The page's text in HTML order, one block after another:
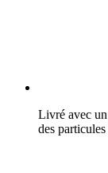
Livré avec
des